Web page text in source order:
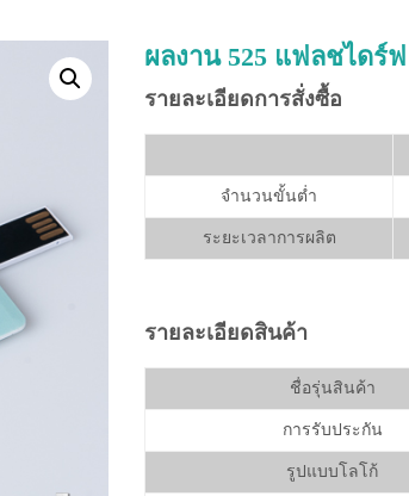
ผลงาน 525 แฟลชไดร์
รายละเอียดการสั่งซื้อ
จำนวนขั้นต่ำ
ระยะเวลาการผลิต
รายละเอียดสินค้า
ชื่อรุ่นสินค้า
การรับประกัน
รูปแบบโลโก้